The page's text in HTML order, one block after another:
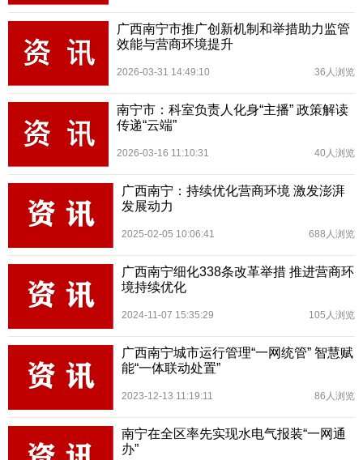
广西南宁市推广创新机制和举措助力监管
效能与营商环境提升
2026-03-31 14:49:10 36人浏览
南宁市：科室负责人化身“主播” 政策解读
传递“云端”
2026-03-16 11:10:31 40人浏览
广西南宁：持续优化营商环境 激发澎湃
发展动力
2025-02-05 10:06:41 688人浏览
广西南宁细化338条改革举措 推进营商环
境持续优化
2024-11-07 15:35:29 105人浏览
广西南宁城市运行管理“一网统管” 智慧赋
能“一体联动处置”
2023-12-13 11:19:11 86人浏览
南宁在全区率先实现水电气报装“一网通
办”